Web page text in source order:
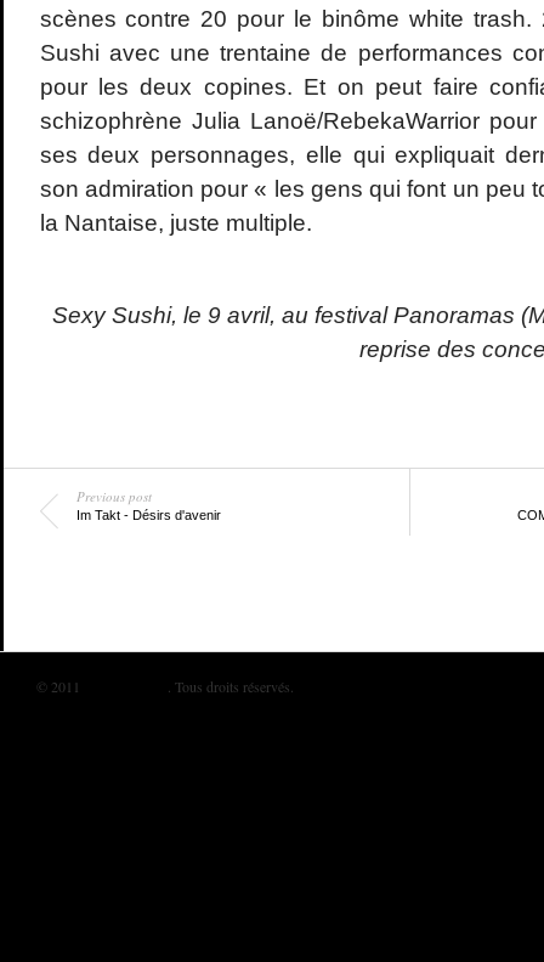
scènes contre 20 pour le binôme white trash.
Sushi avec une trentaine de performances
pour les deux copines. Et on peut faire
schizophrène Julia Lanoë/RebekaWarrior
ses deux personnages, elle qui expliquait
son admiration pour « les gens qui font un peu
la Nantaise, juste multiple.
Sexy Sushi, le 9 avril, au festival Panoramas
reprise des
Previous post
Im Takt - Désirs d'avenir
© 2011 . Tous droits réservés.